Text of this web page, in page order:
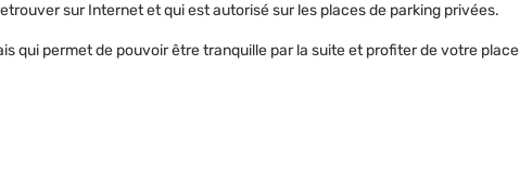
sur Internet et qui est autorisé sur les places de parking privées.
qui permet de pouvoir être tranquille par la suite et profiter de votre place